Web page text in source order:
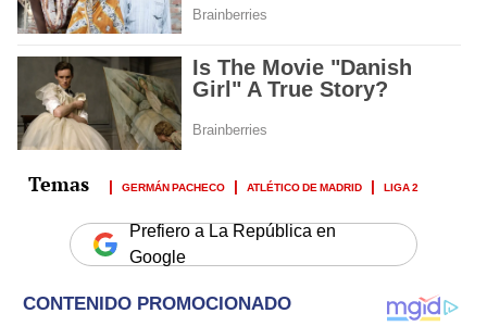
GERMÁN PACHECO ATLÉTICO DE MADRID LIGA 2
Prefiero a La República en
Google